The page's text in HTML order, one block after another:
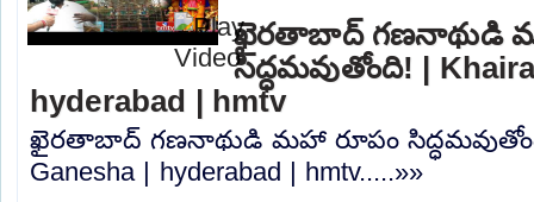
ఖైరతాబాద్ గణనాథుడి
సిద్ధమవుతోంది! |
hyderabad | hmtv
ఖైరతాబాద్ గణనాథుడి మహా రూపం
Ganesha | hyderabad | hmtv.....»»